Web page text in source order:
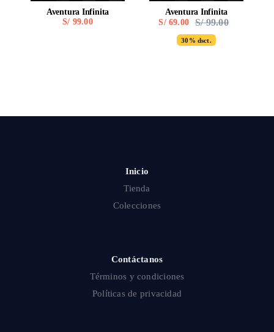
Aventura Infinita
S/ 99.00
Aventura Infinita
S/99.00Original
S/69.00
Current
30% dsct.
Inicio
Tienda
Colecciones
Contáctanos
Términos y condiciones
Políticas de privacidad